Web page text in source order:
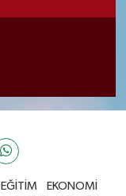
EĞİTİM
EKONOMİ